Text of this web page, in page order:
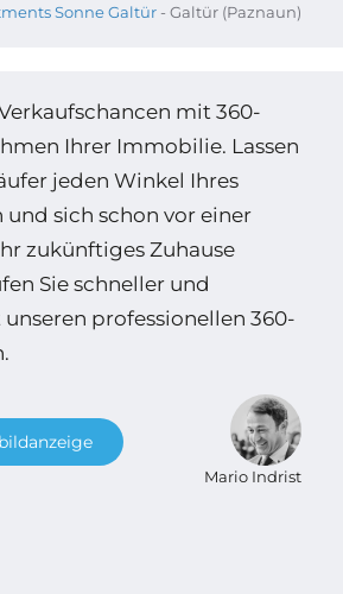
Sonne Galtür - Galtür (Paznaun)
mit 360-
Ihrer Immobilie. Lassen
jeden Winkel Ihres
und sich schon vor einer
zukünftiges Zuhause
Sie schneller und
professionellen 360-
Mario Indrist